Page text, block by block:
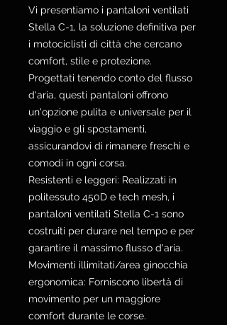
Vi presentiamo i pantaloni ventilati
Stella C-1, la soluzione definitiva per
i motociclisti di città che cercano
comfort, stile e protezione.
Progettati tenendo conto del flusso
d'aria, questi pantaloni offrono
un'opzione pulita e universale per il
viaggio e gli spostamenti,
assicurandovi di rimanere freschi e
comodi in ogni corsa.
Resistenti e leggeri: Realizzati in
politessuto 450D e tech mesh, i
pantaloni ventilati Stella C-1 sono
costruiti per durare nel tempo e per
garantire il massimo flusso d'aria.
Movimenti illimitati/area ginocchia
ergonomica: Forniscono libertà di
movimento per un maggiore
comfort durante le corse.